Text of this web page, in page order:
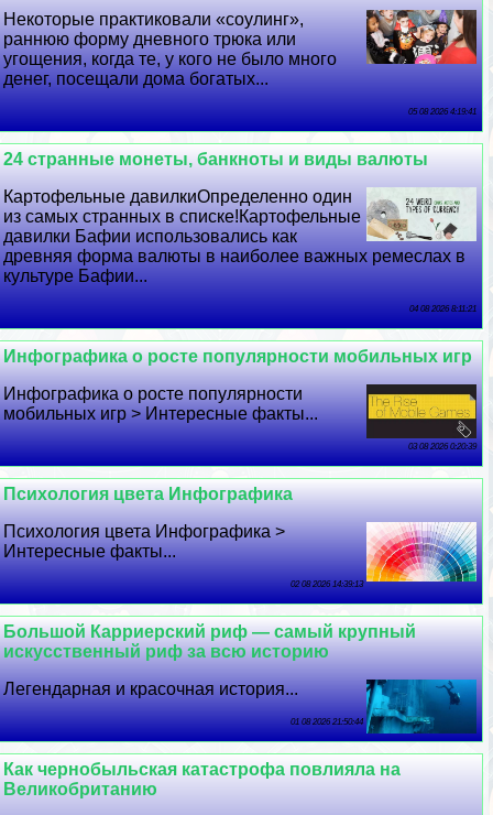
Некоторые пpaктиковали «соулинг»,
раннюю форму дневного трюка или
угощения, когда те, у кого не было много
денег, посещали дома богатых...
05 08 2026 4:19:41
24 странные монеты, банкноты и виды валюты
Картофельные давилкиОпределенно один
из самых странных в списке!Картофельные
давилки Бафии использовались как
древняя форма валюты в наиболее важных ремеслах в
культуре Бафии...
04 08 2026 8:11:21
Инфографика о росте популярности мобильных игр
Инфографика о росте популярности
мобильных игр > Интересные факты...
03 08 2026 0:20:39
Психология цвета Инфографика
Психология цвета Инфографика >
Интересные факты...
02 08 2026 14:39:13
Большой Карриерский риф — самый крупный
искусственный риф за всю историю
Легендарная и красочная история...
01 08 2026 21:50:44
Как чернобыльская катастрофа повлияла на
Великобританию